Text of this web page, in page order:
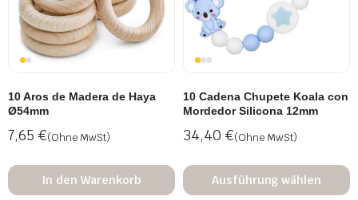
10 Aros de Madera de Haya
Ø54mm
7,65 €(Ohne MwSt)
In den Warenkorb
10 Cadena Chupete Koala con
Mordedor Silicona 12mm
34,40 €(Ohne MwSt)
Ausführung wählen